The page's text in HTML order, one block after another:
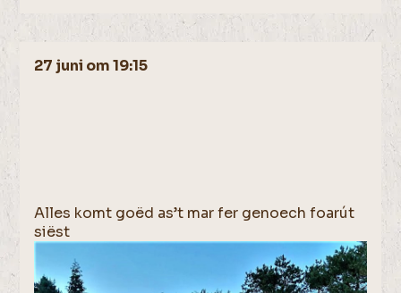
27 juni om 19:15
Alles komt goëd as’t mar fer genoech foarút
siëst